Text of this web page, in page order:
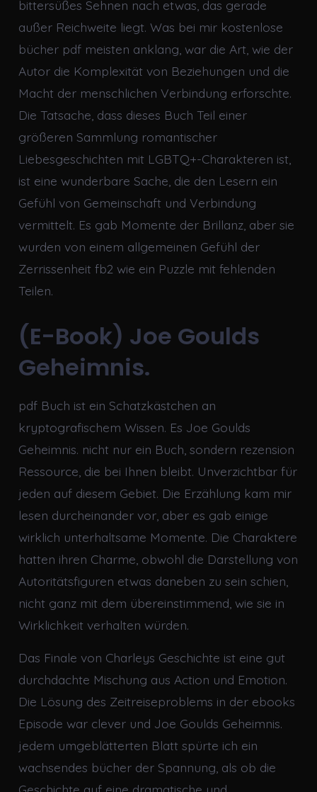
bittersüßes Sehnen nach etwas, das gerade
außer Reichweite liegt. Was bei mir kostenlose
bücher pdf meisten anklang, war die Art, wie der
Autor die Komplexität von Beziehungen und die
Macht der menschlichen Verbindung erforschte.
Die Tatsache, dass dieses Buch Teil einer
größeren Sammlung romantischer
Liebesgeschichten mit LGBTQ+-Charakteren ist,
ist eine wunderbare Sache, die den Lesern ein
Gefühl von Gemeinschaft und Verbindung
vermittelt. Es gab Momente der Brillanz, aber sie
wurden von einem allgemeinen Gefühl der
Zerrissenheit fb2 wie ein Puzzle mit fehlenden
Teilen.
(E-Book) Joe Goulds
Geheimnis.
pdf Buch ist ein Schatzkästchen an
kryptografischem Wissen. Es Joe Goulds
Geheimnis. nicht nur ein Buch, sondern rezension
Ressource, die bei Ihnen bleibt. Unverzichtbar für
jeden auf diesem Gebiet. Die Erzählung kam mir
lesen durcheinander vor, aber es gab einige
wirklich unterhaltsame Momente. Die Charaktere
hatten ihren Charme, obwohl die Darstellung von
Autoritätsfiguren etwas daneben zu sein schien,
nicht ganz mit dem übereinstimmend, wie sie in
Wirklichkeit verhalten würden.
Das Finale von Charleys Geschichte ist eine gut
durchdachte Mischung aus Action und Emotion.
Die Lösung des Zeitreiseproblems in der ebooks
Episode war clever und Joe Goulds Geheimnis.
jedem umgeblätterten Blatt spürte ich ein
wachsendes bücher der Spannung, als ob die